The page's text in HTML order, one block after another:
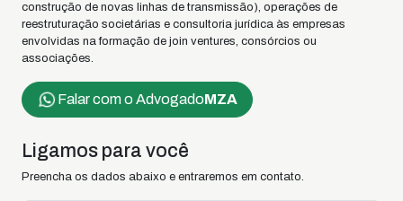
construção de novas linhas de transmissão), operações de
reestruturação societárias e consultoria jurídica às empresas
envolvidas na formação de join ventures, consórcios ou
associações.
Falar com o AdvogadoMZA
Ligamos para você
Preencha os dados abaixo e entraremos em contato.